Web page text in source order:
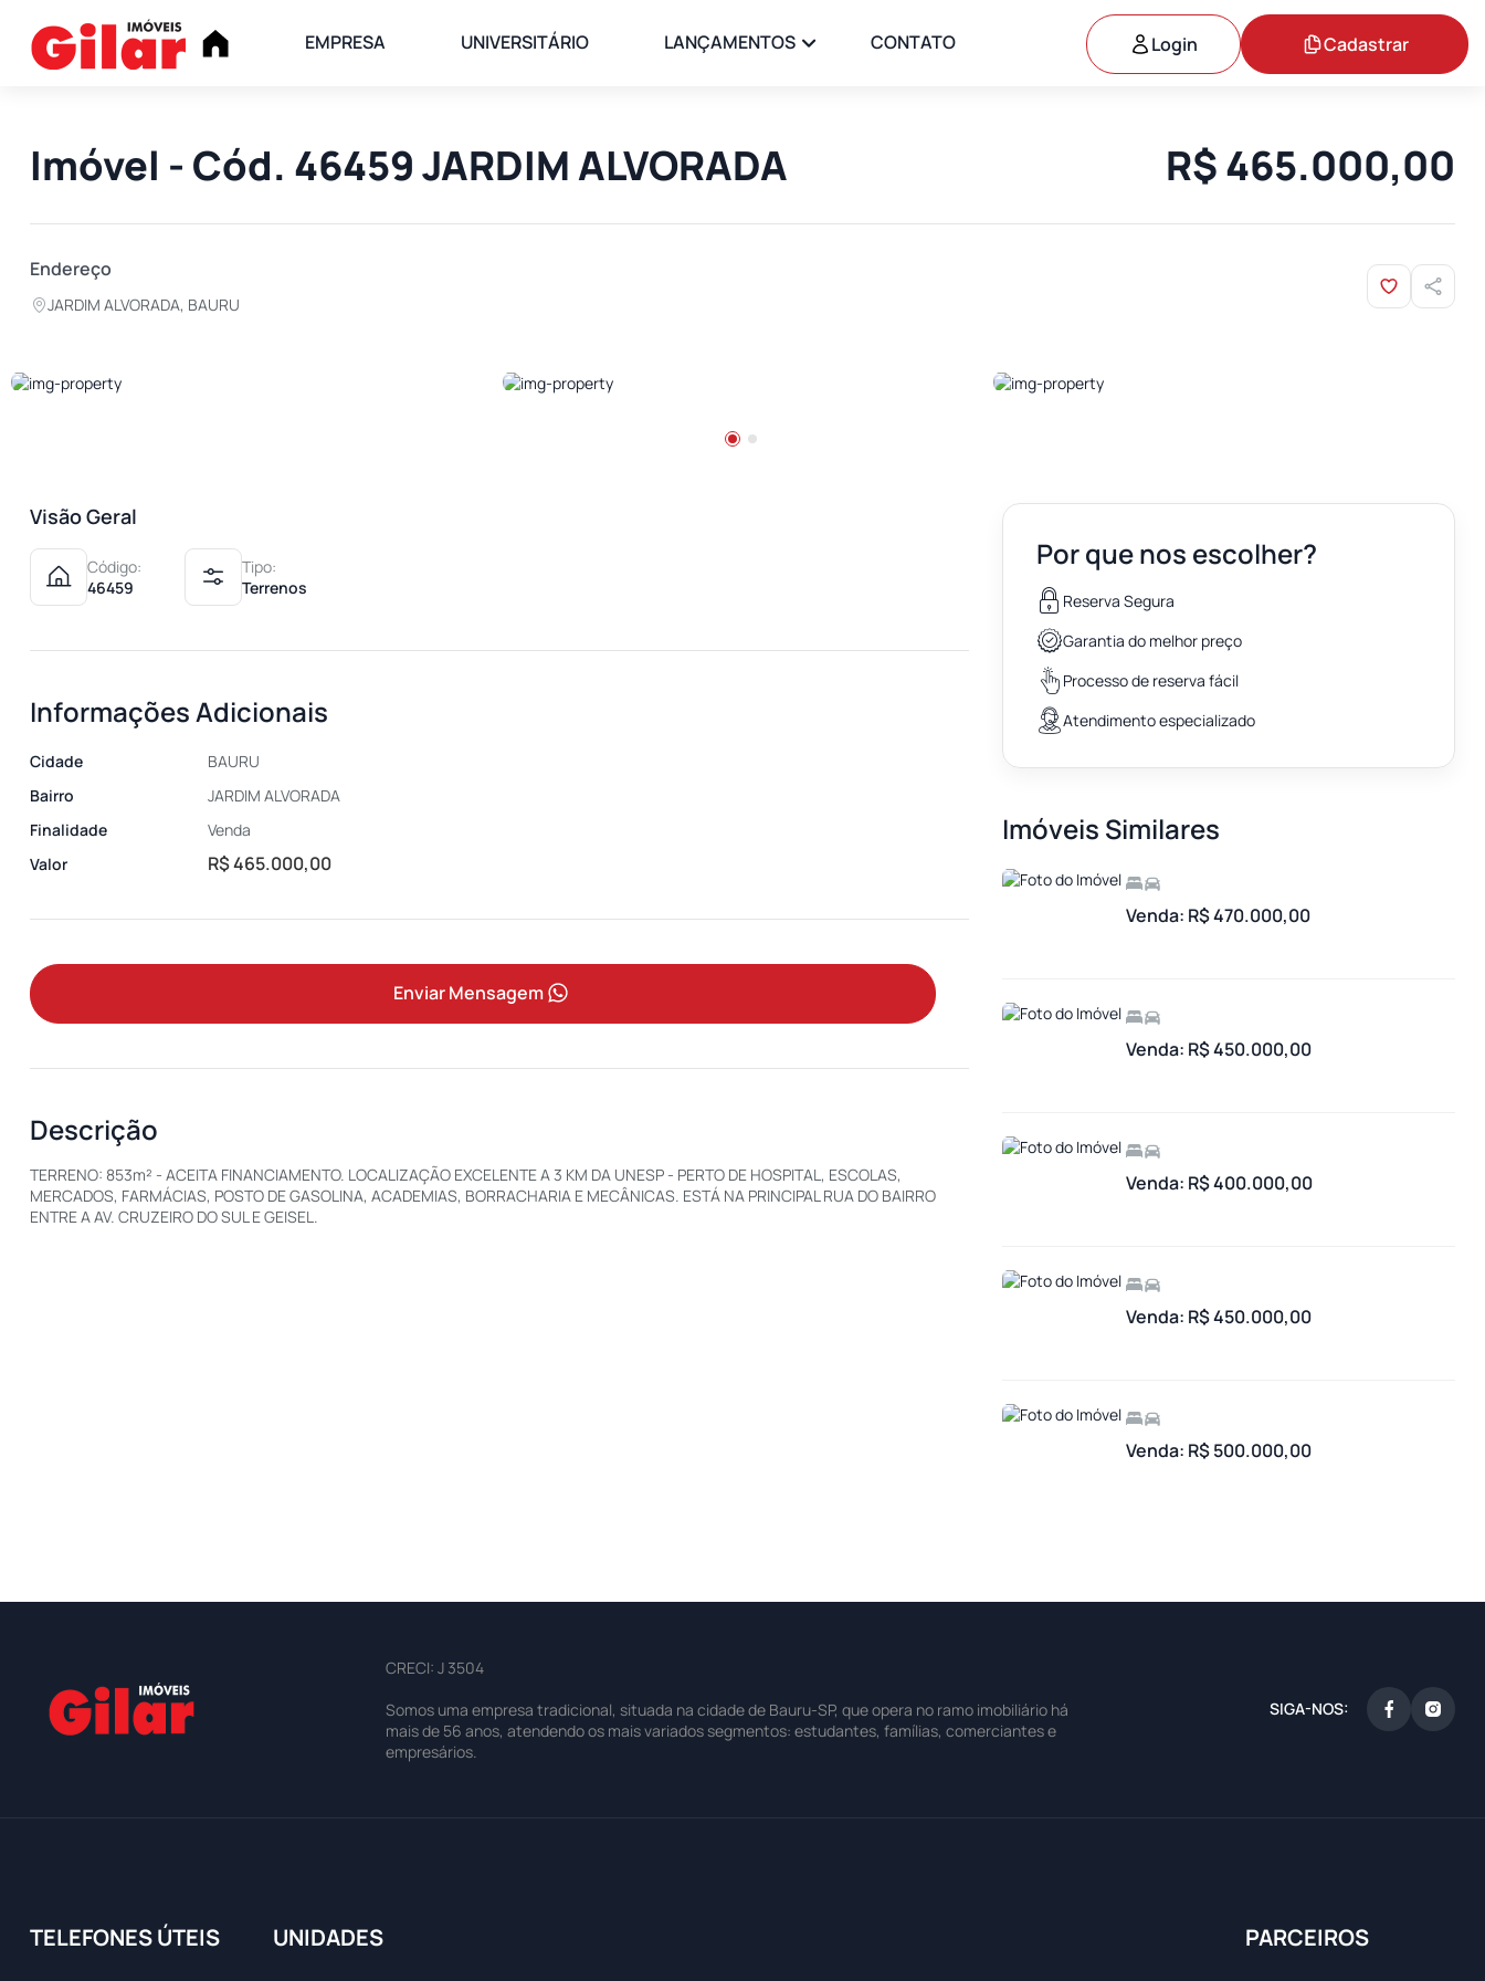
EMPRESA UNIVERSITÁRIO LANÇAMENTOS CONTATO Login Cadastrar
Imóvel - Cód. 46459 JARDIM ALVORADA R$ 465.000,00
Endereço
JARDIM ALVORADA, BAURU
Visão Geral
Código:
46459
Tipo:
Terrenos
Informações Adicionais
Cidade
BAURU
Bairro
JARDIM ALVORADA
Finalidade
Venda
Valor
R$ 465.000,00
Enviar Mensagem
Descrição
TERRENO: 853m² - ACEITA FINANCIAMENTO. LOCALIZAÇÃO EXCELENTE A 3 KM DA UNESP - PERTO DE HOSPITAL, ESCOLAS,
MERCADOS, FARMÁCIAS, POSTO DE GASOLINA, ACADEMIAS, BORRACHARIA E MECÂNICAS. ESTÁ NA PRINCIPAL RUA DO BAIRRO
ENTRE A AV. CRUZEIRO DO SUL E GEISEL.
Por que nos escolher?
Reserva Segura
Garantia do melhor preço
Processo de reserva fácil
Atendimento especializado
Imóveis Similares
Venda: R$ 470.000,00
Venda: R$ 450.000,00
Venda: R$ 400.000,00
Venda: R$ 450.000,00
Venda: R$ 500.000,00
CRECI: J 3504
Somos uma empresa tradicional, situada na cidade de Bauru-SP, que opera no ramo imobiliário há
mais de 56 anos, atendendo os mais variados segmentos: estudantes, famílias, comerciantes e
empresários.
SIGA-NOS:
TELEFONES ÚTEIS UNIDADES PARCEIROS